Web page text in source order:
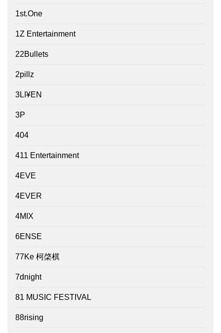
1st.One
1Z Entertainment
22Bullets
2pillz
3LI¥EN
3P
404
411 Entertainment
4EVE
4EVER
4MIX
6ENSE
77Ke 柯棨棋
7dnight
81 MUSIC FESTIVAL
88rising